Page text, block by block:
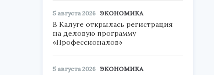
5 августа 2026 ЭКОНОМИКА
В Калуге открылась регистрация
на деловую программу
«Профессионалов»
5 августа 2026 ЭКОНОМИКА